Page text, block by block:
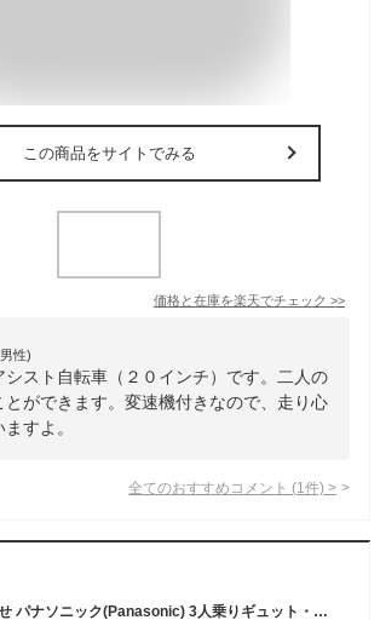
この商品をサイトでみる
価格と在庫を楽天でチェック >>
性)
シスト自転車（２０インチ）です。二人の
とができます。変速機付きなので、走り心
すよ。
全てのおすすめコメント (1 件) >
電動自転車 子供乗せ パナソニック(Panasonic) 3人乗りギュット・クルーム・EX マットモスグリーン 20インチ 2023年モデル BE-FFE031-CP